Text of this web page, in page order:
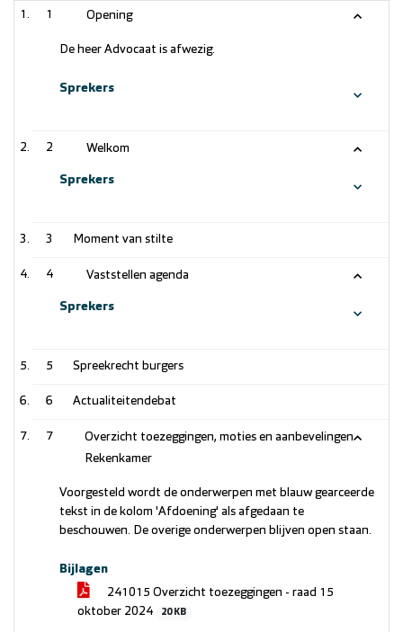
1 Opening
De heer Advocaat is afwezig.
Sprekers
2 Welkom
Sprekers
3 Moment van stilte
4 Vaststellen agenda
Sprekers
5 Spreekrecht burgers
6 Actualiteitendebat
7
Overzicht toezeggingen, moties en aanbevelingen
Rekenkamer
Voorgesteld wordt de onderwerpen met blauw gearceerde
tekst in de kolom 'Afdoening' als afgedaan te
beschouwen. De overige onderwerpen blijven open staan.
Bijlagen
241015 Overzicht toezeggingen - raad 15
oktober 2024
20 KB